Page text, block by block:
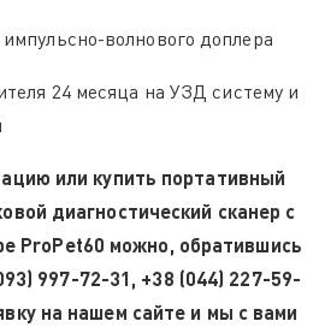
волнового доплера
24 месяца на УЗД систему и
или купить портативный
диагностический сканер с
ProPet60 можно, обратившись
997-72-31, +38 (044) 227-59-
на нашем сайте и мы с вами